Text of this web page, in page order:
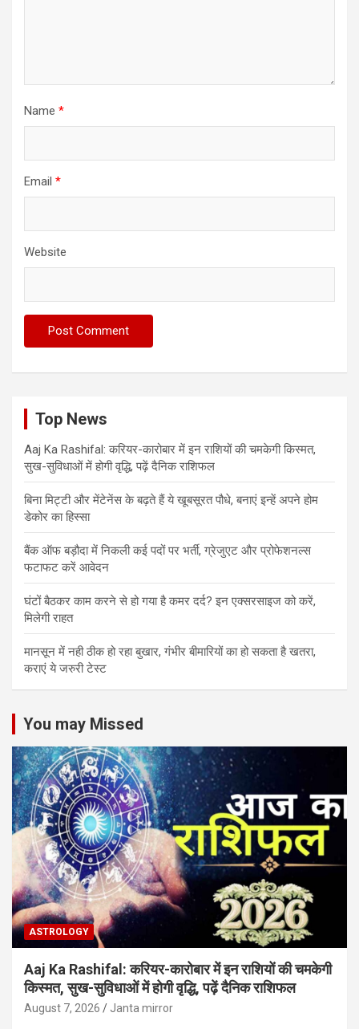
Name *
Email *
Website
Top News
Aaj Ka Rashifal: करियर-कारोबार में इन राशियों की चमकेगी किस्मत,
सुख-सुविधाओं में होगी वृद्धि, पढ़ें दैनिक राशिफल
बिना मिट्टी और मेंटेनेंस के बढ़ते हैं ये खूबसूरत पौधे, बनाएं इन्‍हें अपने होम
डेकोर का हिस्‍सा
बैंक ऑफ बड़ौदा में निकली कई पदों पर भर्ती, ग्रेजुएट और प्रोफेशनल्स
फटाफट करें आवेदन
घंटों बैठकर काम करने से हो गया है कमर दर्द? इन एक्सरसाइज को करें,
मिलेगी राहत
मानसून में नही ठीक हो रहा बुखार, गंभीर बीमारियों का हो सकता है खतरा,
कराएं ये जरुरी टेस्ट
You may Missed
ASTROLOGY
Aaj Ka Rashifal: करियर-कारोबार में इन राशियों की चमकेगी
किस्मत, सुख-सुविधाओं में होगी वृद्धि, पढ़ें दैनिक राशिफल
August 7, 2026 Janta mirror